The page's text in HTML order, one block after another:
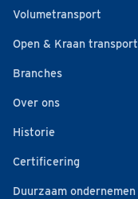
Volumetransport
Open & Kraan transport
Branches
Over ons
Historie
Certificering
Duurzaam ondernemen